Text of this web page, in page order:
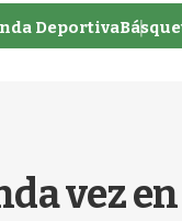
Deportiva
vez